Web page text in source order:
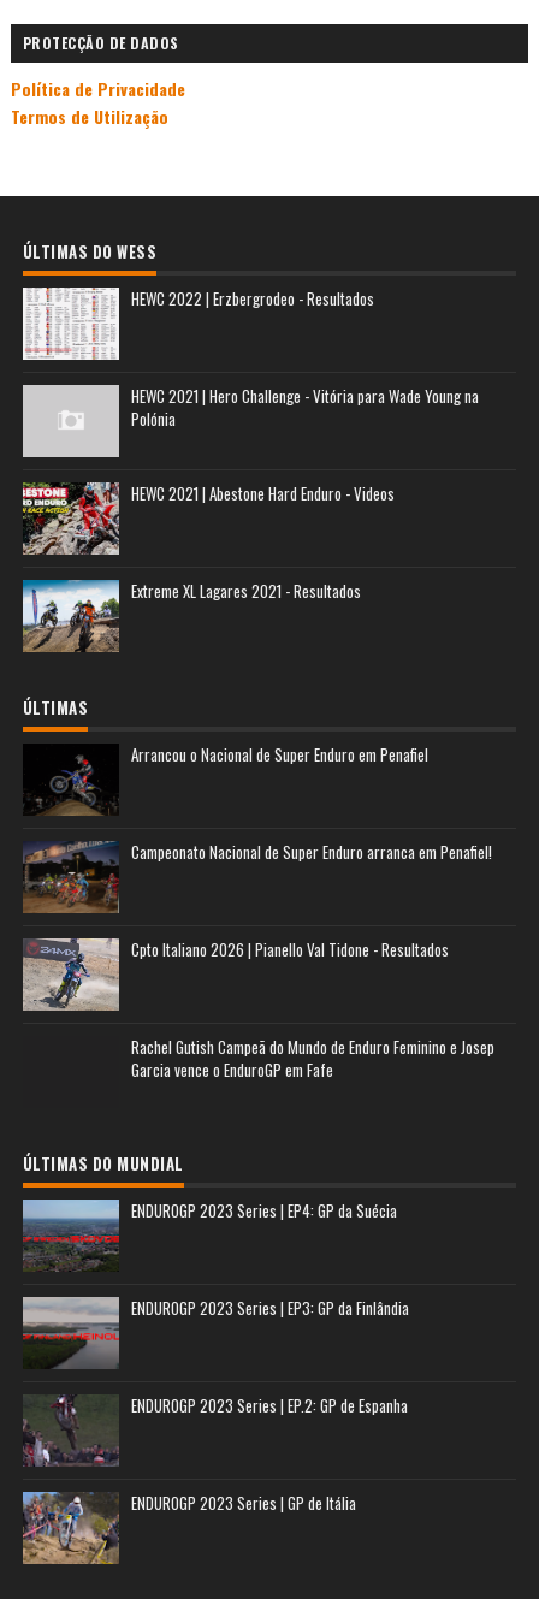
PROTECÇÃO DE DADOS
Política de Privacidade
Termos de Utilização
ÚLTIMAS DO WESS
HEWC 2022 | Erzbergrodeo - Resultados
HEWC 2021 | Hero Challenge - Vitória para Wade Young na
Polónia
HEWC 2021 | Abestone Hard Enduro - Videos
Extreme XL Lagares 2021 - Resultados
ÚLTIMAS
Arrancou o Nacional de Super Enduro em Penafiel
Campeonato Nacional de Super Enduro arranca em Penafiel!
Cpto Italiano 2026 | Pianello Val Tidone - Resultados
Rachel Gutish Campeã do Mundo de Enduro Feminino e Josep
Garcia vence o EnduroGP em Fafe
ÚLTIMAS DO MUNDIAL
ENDUROGP 2023 Series | EP4: GP da Suécia
ENDUROGP 2023 Series | EP3: GP da Finlândia
ENDUROGP 2023 Series | EP.2: GP de Espanha
ENDUROGP 2023 Series | GP de Itália